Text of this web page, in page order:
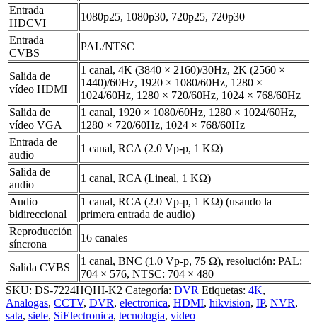
Entrada
HDCVI
1080p25, 1080p30, 720p25, 720p30
Entrada
CVBS
PAL/NTSC
Salida de
vídeo HDMI
1 canal, 4K (3840 × 2160)/30Hz, 2K (2560 ×
1440)/60Hz, 1920 × 1080/60Hz, 1280 ×
1024/60Hz, 1280 × 720/60Hz, 1024 × 768/60Hz
Salida de
vídeo VGA
1 canal, 1920 × 1080/60Hz, 1280 × 1024/60Hz,
1280 × 720/60Hz, 1024 × 768/60Hz
Entrada de
audio
1 canal, RCA (2.0 Vp-p, 1 KΩ)
Salida de
audio
1 canal, RCA (Lineal, 1 KΩ)
Audio
bidireccional
1 canal, RCA (2.0 Vp-p, 1 KΩ) (usando la
primera entrada de audio)
Reproducción
síncrona
16 canales
Salida CVBS
1 canal, BNC (1.0 Vp-p, 75 Ω), resolución: PAL:
704 × 576, NTSC: 704 × 480
SKU: DS-7224HQHI-K2 Categoría: DVR Etiquetas: 4K,
Analogas, CCTV, DVR, electronica, HDMI, hikvision, IP, NVR,
sata, siele, SiElectronica, tecnologia, video